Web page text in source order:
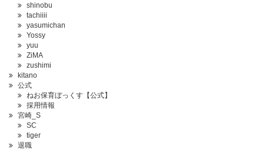
shinobu
tachiiii
yasumichan
Yossy
yuu
ZiMA
zushimi
kitano
公式
ねお保育ぼっくす【公式】
採用情報
宮崎_S
SC
tiger
退職